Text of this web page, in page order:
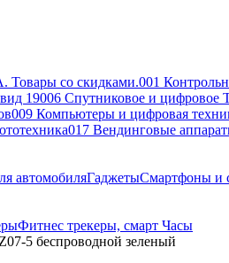
со скидками.001
19006 Спутниковое и цифровое
009 Компьютеры и цифровая
017 Вендинговые
автомобиляГаджетыСмартфоны и
Фитнес трекеры, смарт Часы
5 беспроводной зеленый